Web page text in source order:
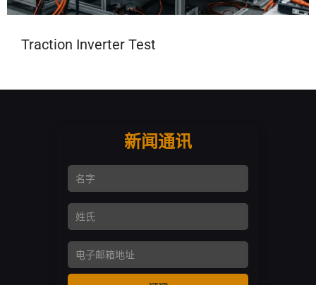
Traction Inverter Test
新闻通讯
名字
姓氏
Email Address